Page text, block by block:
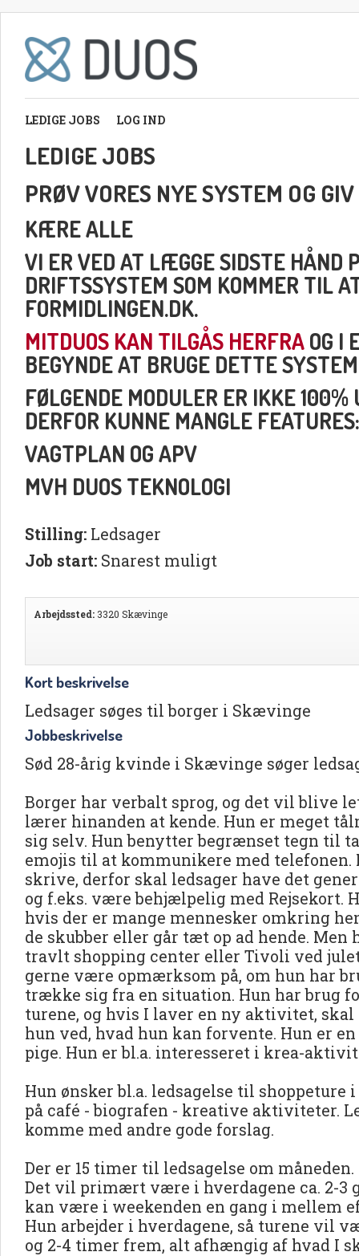
LEDIGE JOBS LOG IND
LEDIGE JOBS
PRØV VORES NYE SYSTEM OG
KÆRE ALLE
VI ER VED AT LÆGGE SIDSTE HÅND
DRIFTSSYSTEM SOM KOMMER TIL
FORMIDLINGEN.DK.
MITDUOS KAN TILGÅS HERFRAOG I
BEGYNDE AT BRUGE DETTE
FØLGENDE MODULER ER IKKE 100%
DERFOR KUNNE MANGLE FEATURES:
VAGTPLAN OG APV
MVH DUOS TEKNOLOGI
Stilling: Ledsager
Job start: Snarest muligt
Arbejdssted: 3320 Skævinge
Kort beskrivelse
Ledsager søges til borger i Skævinge
Jobbeskrivelse
Sød 28-årig kvinde i Skævinge søger
Borger har verbalt sprog, og det vil blive
lærer hinanden at kende. Hun er meget
sig selv. Hun benytter begrænset tegn til
emojis til at kommunikere med telefonen.
skrive, derfor skal ledsager have det
og f.eks. være behjælpelig med Rejsekort.
hvis der er mange mennesker omkring
de skubber eller går tæt op ad hende.
travlt shopping center eller Tivoli ved
gerne være opmærksom på, om hun har
trække sig fra en situation. Hun har brug
turene, og hvis I laver en ny aktivitet, skal
hun ved, hvad hun kan forvente. Hun er
pige. Hun er bl.a. interesseret i krea-
Hun ønsker bl.a. ledsagelse til
på café - biografen - kreative aktiviteter.
komme med andre gode forslag.
Der er 15 timer til ledsagelse om måneden.
Det vil primært være i hverdagene ca. 2-3
kan være i weekenden en gang i mellem
Hun arbejder i hverdagene, så turene vil
og 2-4 timer frem, alt afhængig af hvad I